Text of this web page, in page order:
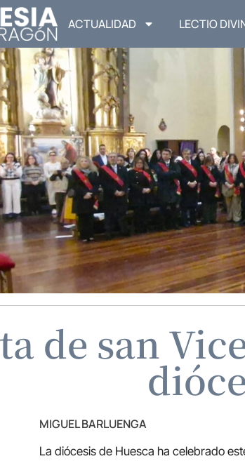
ACTUALIDAD LECTIO
de san
MIGUEL BARLUENGA
La diócesis de Huesca ha celebrado